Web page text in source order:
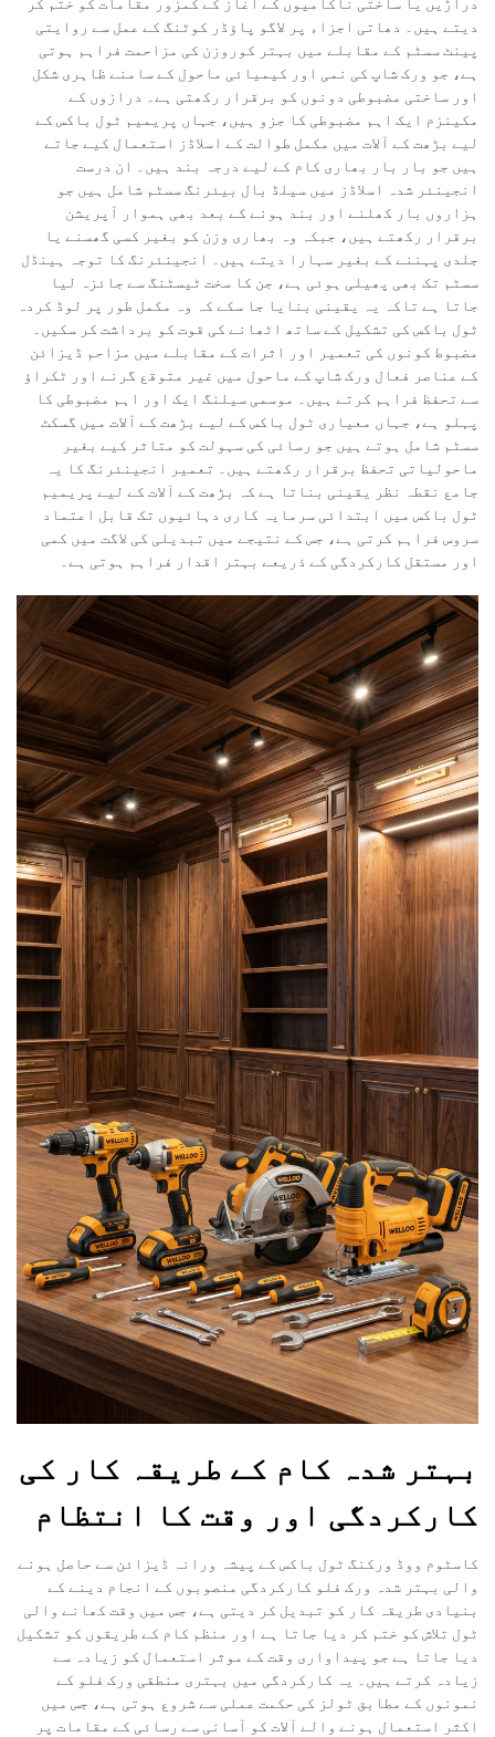
دیتے ہیں۔ دھاتی اجزاء پر لاگو پاؤڈر کوٹنگ کے عمل سے روایتی
پینٹ سسٹم کے مقابلے میں بہتر کوروزن کی مزاحمت فراہم ہوتی
ہے، جو ورک شاپ کی نمی اور کیمیائی ماحول کے سامنے ظاہری شکل
اور ساختی مضبوطی دونوں کو برقرار رکھتی ہے۔ درازوں کے
مکینزم ایک اہم مضبوطی کا جزو ہیں، جہاں پریمیم ٹول باکس کے
لیے بڑھت کے آلات میں مکمل طوالت کے اسلاڈز استعمال کیے جاتے
ہیں جو بار بار بھاری کام کے لیے درجہ بند ہیں۔ ان درست
انجینئر شدہ اسلاڈز میں سیلڈ بال بیئرنگ سسٹم شامل ہیں جو
ہزاروں بار کھلنے اور بند ہونے کے بعد بھی ہموار آپریشن
برقرار رکھتے ہیں، جبکہ وہ بھاری وزن کو بغیر کسی گھسنے یا
جلدی پہننے کے بغیر سہارا دیتے ہیں۔ انجینئرنگ کا توجہ ہینڈل
سسٹم تک بھی پھیلی ہوئی ہے، جن کا سخت ٹیسٹنگ سے جائزہ لیا
جاتا ہے تاکہ یہ یقینی بنایا جا سکے کہ وہ مکمل طور پر لوڈ کردہ
ٹول باکس کی تشکیل کے ساتھ اٹھانے کی قوت کو برداشت کر سکیں۔
مضبوط کونوں کی تعمیر اور اثرات کے مقابلے میں مزاحم ڈیزائن
کے عناصر فعال ورک شاپ کے ماحول میں غیر متوقع گرنے اور ٹکراؤ
سے تحفظ فراہم کرتے ہیں۔ موسمی سیلنگ ایک اور اہم مضبوطی کا
پہلو ہے، جہاں معیاری ٹول باکس کے لیے بڑھت کے آلات میں گسکٹ
سسٹم شامل ہوتے ہیں جو رسائی کی سہولت کو متاثر کیے بغیر
ماحولیاتی تحفظ برقرار رکھتے ہیں۔ تعمیر انجینئرنگ کا یہ
جامع نقطہ نظر یقینی بناتا ہے کہ بڑھت کے آلات کے لیے پریمیم
ٹول باکس میں ابتدائی سرمایہ کاری دہائیوں تک قابل اعتماد
سروس فراہم کرتی ہے، جس کے نتیجے میں تبدیلی کی لاگت میں کمی
اور مستقل کارکردگی کے ذریعے بہتر اقدار فراہم ہوتی ہے۔
بہتر شدہ کام کے طریقہ کار کی
کارکردگی اور وقت کا انتظام
کاسٹوم ووڈ ورکنگ ٹول باکس کے پیشہ ورانہ ڈیزائن سے حاصل ہونے
والی بہتر شدہ ورک فلو کارکردگی منصوبوں کے انجام دینے کے
بنیادی طریقہ کار کو تبدیل کر دیتی ہے، جس میں وقت کھانے والی
ٹول تلاش کو ختم کر دیا جاتا ہے اور منظم کام کے طریقوں کو تشکیل
دیا جاتا ہے جو پیداواری وقت کے موثر استعمال کو زیادہ سے
زیادہ کرتے ہیں۔ یہ کارکردگی میں بہتری منطقی ورک فلو کے
نمونوں کے مطابق ٹولز کی حکمت عملی سے شروع ہوتی ہے، جس میں
اکثر استعمال ہونے والے آلات کو آسانی سے رسائی کے مقامات پر